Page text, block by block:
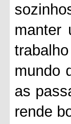
manter
mundo
as
rende